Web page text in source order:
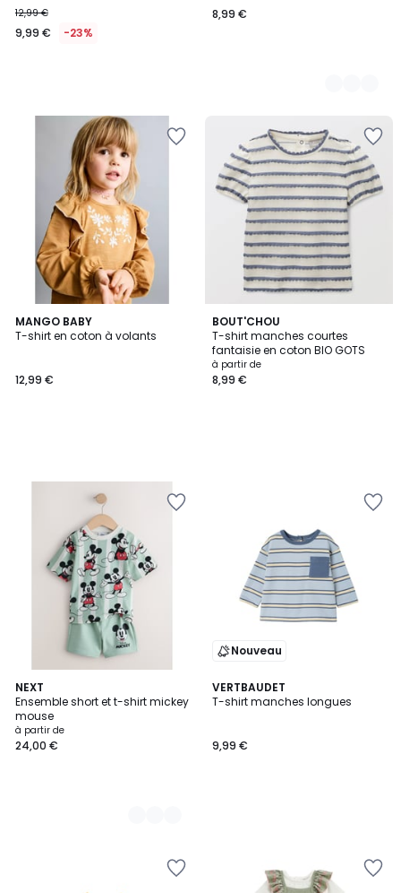
12,99 €
9,99 € -23%
8,99 €
MANGO BABY
T-shirt en coton à volants
12,99 €
BOUT'CHOU
T-shirt manches courtes
fantaisie en coton BIO GOTS
à partir de
8,99 €
NEXT
Ensemble short et t-shirt mickey
mouse
à partir de
24,00 €
5
Couleurs
Nouveau
VERTBAUDET
T-shirt manches longues
9,99 €